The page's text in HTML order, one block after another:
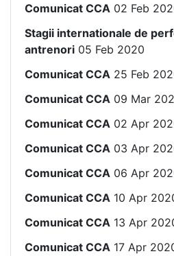
Comunicat CCA 02 Feb
Stagii internationale de
antrenori 05 Feb 2020
Comunicat CCA 25 Feb
Comunicat CCA 09 Mar
Comunicat CCA 02 Apr
Comunicat CCA 03 Apr
Comunicat CCA 06 Apr
Comunicat CCA 10 Apr
Comunicat CCA 13 Apr
Comunicat CCA 17 Apr